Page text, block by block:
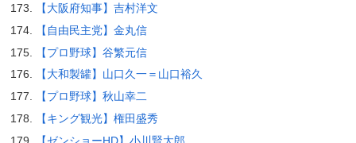
【大阪府知事】吉村洋文
【自由民主党】金丸信
【プロ野球】谷繁元信
【大和製罐】山口久一＝山口裕久
【プロ野球】秋山幸二
【キング観光】権田盛秀
【ゼンショーHD】小川賢太郎